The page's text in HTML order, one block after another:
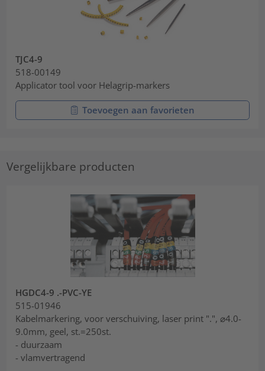
TJC4-9
518-00149
Applicator tool voor Helagrip-markers
Toevoegen aan favorieten
Vergelijkbare producten
HGDC4-9 .-PVC-YE
515-01946
Kabelmarkering, voor verschuiving, laser print ".", ⌀4.0-
9.0mm, geel, st.=250st.
- duurzaam
- vlamvertragend